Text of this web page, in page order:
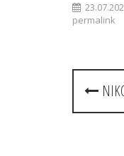
permalink
Post